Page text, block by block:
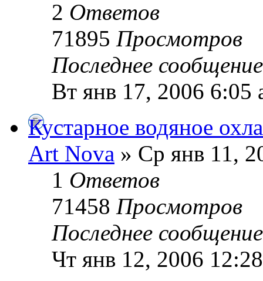
2 Ответов
71895 Просмотров
Последнее
Вт янв 17, 2006 6:05
Кустарное водяное
Art Nova » Ср янв 11,
1 Ответов
71458 Просмотров
Последнее
Чт янв 12, 2006